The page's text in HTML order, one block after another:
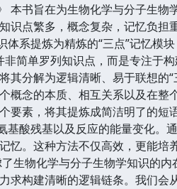
本书旨在为生物化学与分子生
点繁多，概念复杂，记忆负担
系提炼为精炼的“三点”记忆模
简单罗列知识点，而是专注于
分解为逻辑清晰、易于联想的
念的本质、相互关系以及在整
要素，将其提炼成简洁明了的
酸残基以及反应的能量变化。
。这种方法不仅高效，更能培
生物化学与分子生物学知识的
求构建清晰的逻辑链条。我们